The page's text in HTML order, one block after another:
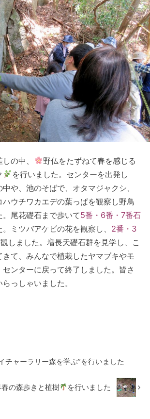
の中、
野仏をたずねて春を感じる
を行いました。センターを出発し
や、池のそばで、オタマジャクシ、
ウチワカエデの葉っぱを観察し野鳥
尾花礎石まで歩いて5番・6番・7番石
ミツバアケビの花を観察し、 2番・3
しました。増長天礎石群を見学し、こ
きて、みんなで植栽したヤマブキやモ
センターに戻って終了しました。皆さ
っしゃいました。
チャーラリー森を学ぶ”を行いました
の森歩きと植樹 を行いました